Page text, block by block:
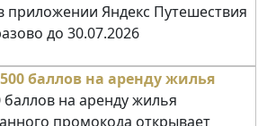
приложении Яндекс Путешествия
до 30.07.2026
баллов на аренду жилья
промокода открывает